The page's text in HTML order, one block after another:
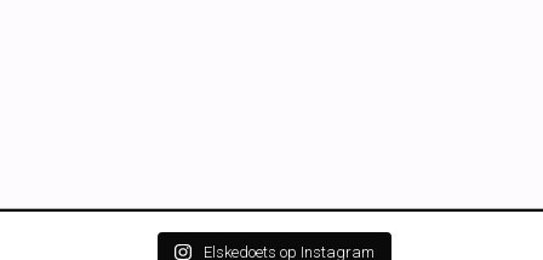
Elskedoets op Instagram